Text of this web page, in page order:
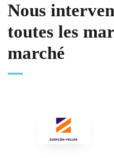
Nous
toutes les
marché